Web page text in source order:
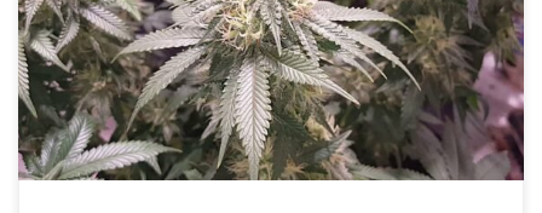
Jednymi z najpopularniejszych i najbardziej rozpoznawalnych
odmian konopi na świecie […]